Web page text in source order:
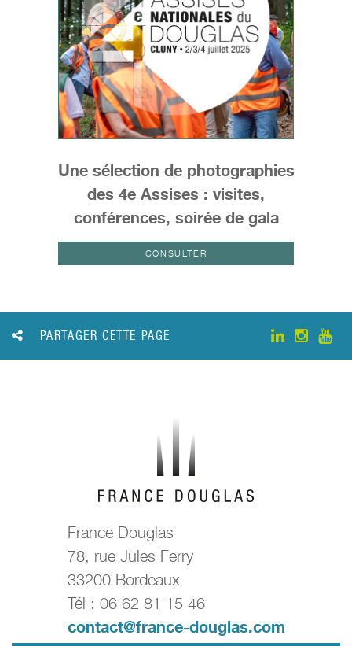
Une sélection de photographies
des 4e Assises : visites,
conférences, soirée de gala
CONSULTER
PARTAGER CETTE PAGE
France Douglas
78, rue Jules Ferry
33200 Bordeaux
Tél : 06 62 81 15 46
contact@france-douglas.com